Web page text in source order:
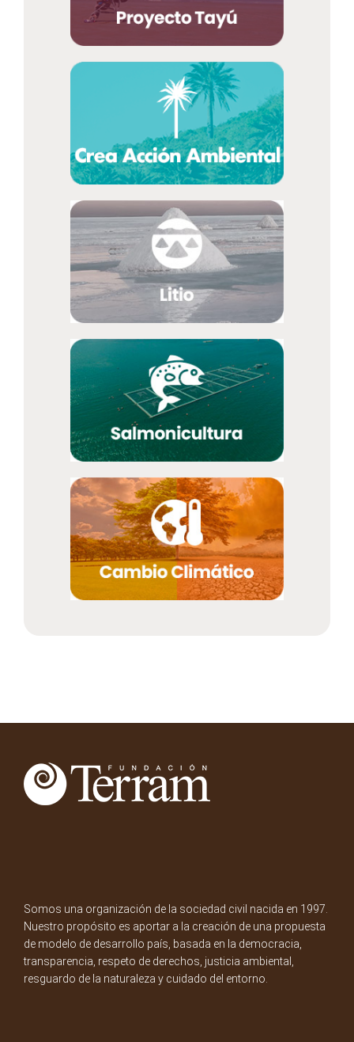
Somos una organización de la sociedad civil nacida en 1997.
Nuestro propósito es aportar a la creación de una propuesta
de modelo de desarrollo país, basada en la democracia,
transparencia, respeto de derechos, justicia ambiental,
resguardo de la naturaleza y cuidado del entorno.